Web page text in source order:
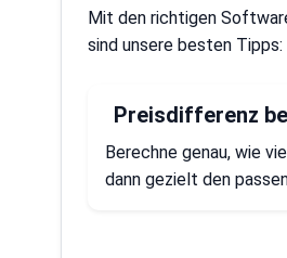
Mit den richtigen
sind unsere besten Tipps:
Preisdifferenz
Berechne genau, wie
dann gezielt den